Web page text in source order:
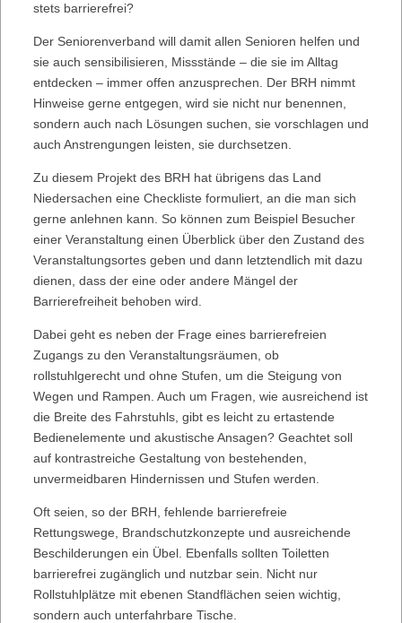
stets barrierefrei?
Der Seniorenverband will damit allen Senioren helfen und
sie auch sensibilisieren, Missstände – die sie im Alltag
entdecken – immer offen anzusprechen. Der BRH nimmt
Hinweise gerne entgegen, wird sie nicht nur benennen,
sondern auch nach Lösungen suchen, sie vorschlagen und
auch Anstrengungen leisten, sie durchsetzen.
Zu diesem Projekt des BRH hat übrigens das Land
Niedersachen eine Checkliste formuliert, an die man sich
gerne anlehnen kann. So können zum Beispiel Besucher
einer Veranstaltung einen Überblick über den Zustand des
Veranstaltungsortes geben und dann letztendlich mit dazu
dienen, dass der eine oder andere Mängel der
Barrierefreiheit behoben wird.
Dabei geht es neben der Frage eines barrierefreien
Zugangs zu den Veranstaltungsräumen, ob
rollstuhlgerecht und ohne Stufen, um die Steigung von
Wegen und Rampen. Auch um Fragen, wie ausreichend ist
die Breite des Fahrstuhls, gibt es leicht zu ertastende
Bedienelemente und akustische Ansagen? Geachtet soll
auf kontrastreiche Gestaltung von bestehenden,
unvermeidbaren Hindernissen und Stufen werden.
Oft seien, so der BRH, fehlende barrierefreie
Rettungswege, Brandschutzkonzepte und ausreichende
Beschilderungen ein Übel. Ebenfalls sollten Toiletten
barrierefrei zugänglich und nutzbar sein. Nicht nur
Rollstuhlplätze mit ebenen Standflächen seien wichtig,
sondern auch unterfahrbare Tische.